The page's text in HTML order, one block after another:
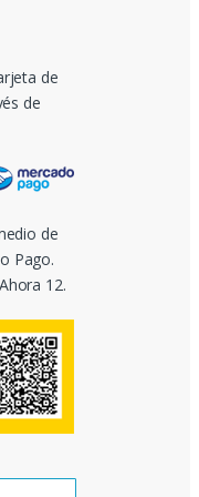
de
de
de
Pago.
12.